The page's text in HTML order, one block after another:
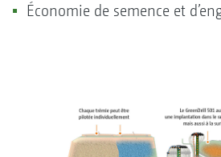
Économie de semence et